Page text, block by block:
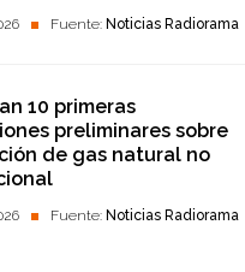
Fuente: Noticias Radiorama
10 primeras
preliminares sobre
de gas natural no
Fuente: Noticias Radiorama